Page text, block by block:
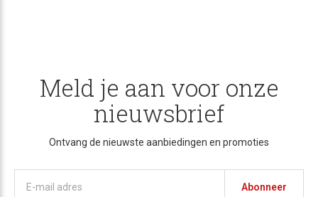
Meld je aan voor onze
nieuwsbrief
Ontvang de nieuwste aanbiedingen en promoties
Abonneer